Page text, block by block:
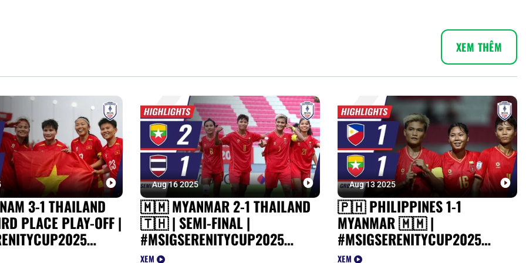
XEM THÊM
3-1 THAILAND
PLACE PLAY-OFF |
Aug 16 2025
🇲🇲 MYANMAR 2-1 THAILAND
🇹🇭 | SEMI-FINAL |
#MSIGSERENITYCUP2025
HIGHLIGHTS
XEM
Aug 13 2025
🇵🇭 PHILIPPINES 1-1
MYANMAR 🇲🇲 |
#MSIGSERENITYCUP2025
HIGHLIGHTS
XEM